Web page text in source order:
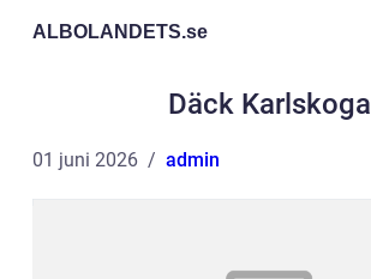
ALBOLANDETS.se
Däck Karlskoga
01 juni 2026 admin